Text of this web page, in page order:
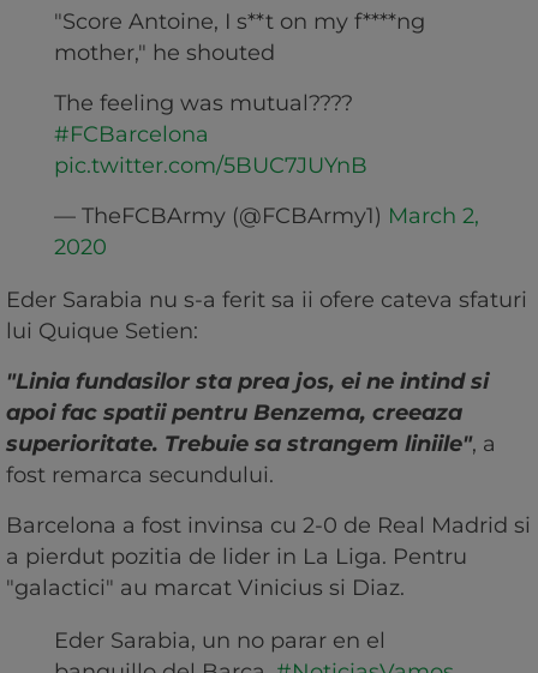
"Score Antoine, I s**t on my f****ng
mother," he shouted
The feeling was mutual????
#FCBarcelona
pic.twitter.com/5BUC7JUYnB
— TheFCBArmy (@FCBArmy1) March 2,
2020
Eder Sarabia nu s-a ferit sa ii ofere cateva sfaturi
lui Quique Setien:
"Linia fundasilor sta prea jos, ei ne intind si
apoi fac spatii pentru Benzema, creeaza
superioritate. Trebuie sa strangem liniile", a
fost remarca secundului.
Barcelona a fost invinsa cu 2-0 de Real Madrid si
a pierdut pozitia de lider in La Liga. Pentru
"galactici" au marcat Vinicius si Diaz.
Eder Sarabia, un no parar en el